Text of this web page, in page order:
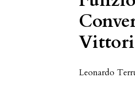
Leonardo